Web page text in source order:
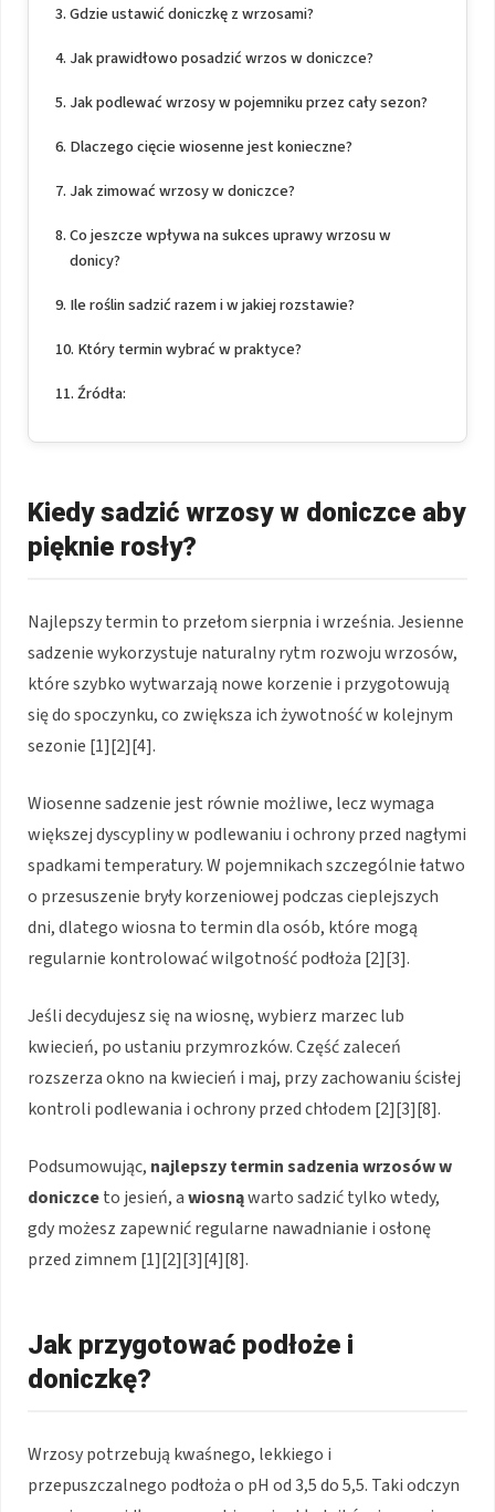
Gdzie ustawić doniczkę z wrzosami?
Jak prawidłowo posadzić wrzos w doniczce?
Jak podlewać wrzosy w pojemniku przez cały sezon?
Dlaczego cięcie wiosenne jest konieczne?
Jak zimować wrzosy w doniczce?
Co jeszcze wpływa na sukces uprawy wrzosu w
donicy?
Ile roślin sadzić razem i w jakiej rozstawie?
Który termin wybrać w praktyce?
Źródła:
Kiedy sadzić wrzosy w doniczce aby
pięknie rosły?
Najlepszy termin to przełom sierpnia i września. Jesienne
sadzenie wykorzystuje naturalny rytm rozwoju wrzosów,
które szybko wytwarzają nowe korzenie i przygotowują
się do spoczynku, co zwiększa ich żywotność w kolejnym
sezonie [1][2][4].
Wiosenne sadzenie jest równie możliwe, lecz wymaga
większej dyscypliny w podlewaniu i ochrony przed nagłymi
spadkami temperatury. W pojemnikach szczególnie łatwo
o przesuszenie bryły korzeniowej podczas cieplejszych
dni, dlatego wiosna to termin dla osób, które mogą
regularnie kontrolować wilgotność podłoża [2][3].
Jeśli decydujesz się na wiosnę, wybierz marzec lub
kwiecień, po ustaniu przymrozków. Część zaleceń
rozszerza okno na kwiecień i maj, przy zachowaniu ścisłej
kontroli podlewania i ochrony przed chłodem [2][3][8].
Podsumowując, najlepszy termin sadzenia wrzosów w
doniczceto jesień, awiosnąwarto sadzić tylko wtedy,
gdy możesz zapewnić regularne nawadnianie i osłonę
przed zimnem [1][2][3][4][8].
Jak przygotować podłoże i
doniczkę?
Wrzosy potrzebują kwaśnego, lekkiego i
przepuszczalnego podłoża o pH od 3,5 do 5,5. Taki odczyn